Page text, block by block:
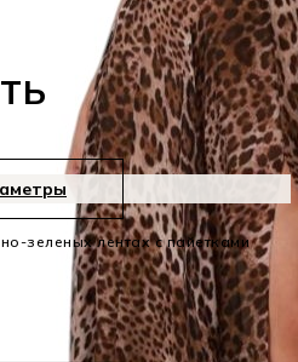
зеленых лентах с пайетками